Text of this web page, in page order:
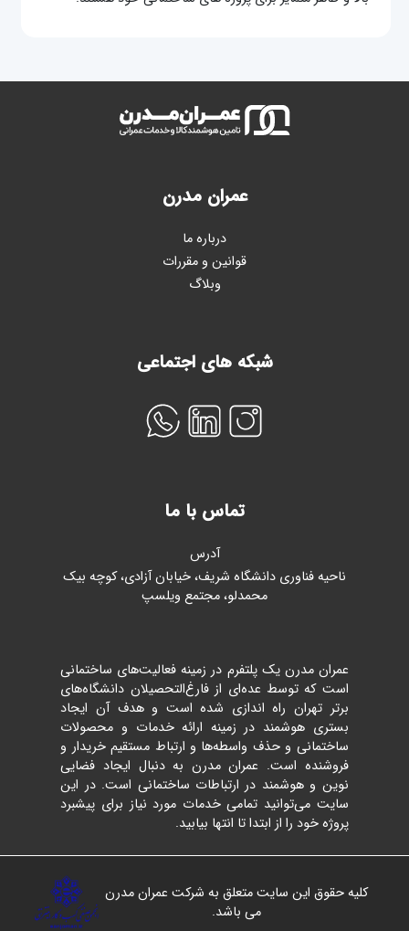
عمران مدرن
درباره ما
قوانین و مقررات
وبلاگ
شبکه های اجتماعی
تماس با ما
آدرس
ناحیه فناوری دانشگاه شریف، خیابان آزادی، کوچه بیک
محمدلو، مجتمع ویلسپ
عمران مدرن یک پلتفرم در زمینه فعالیت‌های ساختمانی
است که توسط عده‌ای از فارغ‌التحصیلان دانشگاه‌های
برتر تهران راه اندازی شده است و هدف آن ایجاد
بستری هوشمند در زمینه ارائه خدمات و محصولات
ساختمانی و حذف واسطه‌ها و ارتباط مستقیم خریدار و
فروشنده است. عمران مدرن به دنبال ایجاد فضایی
نوین و هوشمند در ارتباطات ساختمانی است. در این
سایت می‌توانید تمامی خدمات مورد نیاز برای پیشبرد
پروژه خود را از ابتدا تا انتها بیابید.
کلیه حقوق این سایت متعلق به شرکت عمران مدرن
می باشد.